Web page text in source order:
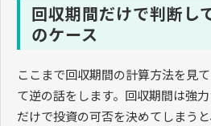
回収期間だけで判断し
のケース
ここまで回収期間の計算方法を見
て逆の話をします。回収期間は強
だけで投資の可否を決めてしまう